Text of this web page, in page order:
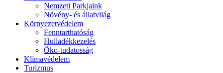
Nemzeti Parkjaink
Növény- és állatvilág
Környezetvédelem
Fenntarthatóság
Hulladékkezelés
Öko-tudatosság
Klímavédelem
Turizmus